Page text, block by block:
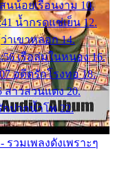
สนน้อยเรือนงาม 10.
น้ำกรดแช่เย็น 12.
ว่าเขาหลอก 14.
เรือล่มในหนอง 16.
อดีตรักโรงทอ 18.
สาวสวนแตง 20.
กปากน้ำโพ 22.
วมเพลงดังเพราะๆ